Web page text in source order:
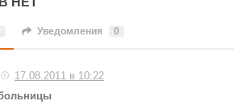
Уведомления 0
17.08.2011 в 10:22